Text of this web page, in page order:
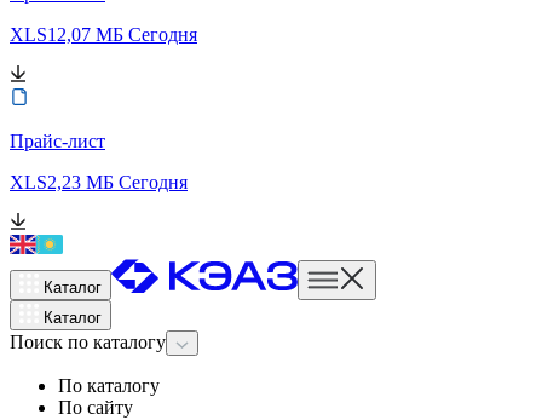
XLS12,07 МБ Сегодня
Прайс-лист
XLS2,23 МБ Сегодня
Каталог
Каталог
Поиск по каталогу
По каталогу
По сайту